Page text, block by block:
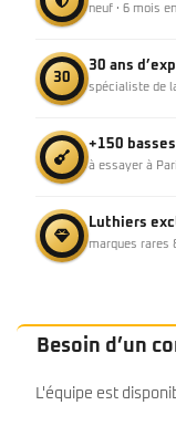
neuf · 6 mois
30
30 ans
spécialiste de
+150
à essayer à
Luthiers
marques rares
Besoin d’un
L'équipe est